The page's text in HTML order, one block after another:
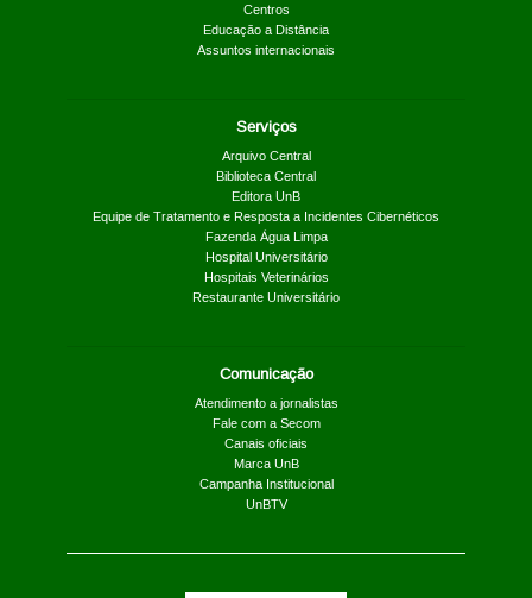
Centros
Educação a Distância
Assuntos internacionais
Serviços
Arquivo Central
Biblioteca Central
Editora UnB
Equipe de Tratamento e Resposta a Incidentes Cibernéticos
Fazenda Água Limpa
Hospital Universitário
Hospitais Veterinários
Restaurante Universitário
Comunicação
Atendimento a jornalistas
Fale com a Secom
Canais oficiais
Marca UnB
Campanha Institucional
UnBTV